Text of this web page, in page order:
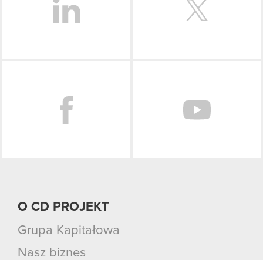
O CD PROJEKT
Grupa Kapitałowa
Nasz biznes